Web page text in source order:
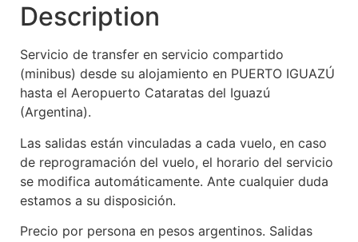
Description
Servicio de transfer en servicio compartido
(minibus) desde su alojamiento en PUERTO IGUAZÚ
hasta el Aeropuerto Cataratas del Iguazú
(Argentina).
Las salidas están vinculadas a cada vuelo, en caso
de reprogramación del vuelo, el horario del servicio
se modifica automáticamente. Ante cualquier duda
estamos a su disposición.
Precio por persona en pesos argentinos. Salidas